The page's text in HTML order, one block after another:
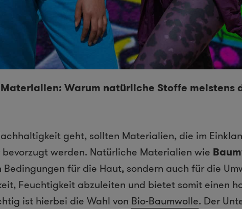
Warum natürliche Stoffe meistens
geht, sollten Materialien, die im
bevorzugt werden. Natürliche Materialien wie
Bedingungen für die Haut, sondern auch für die
Feuchtigkeit abzuleiten und bietet somit einen
ist hierbei die Wahl von Bio-Baumwolle. Der